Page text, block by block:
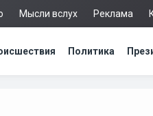
Мысли вслух Реклама
Политика